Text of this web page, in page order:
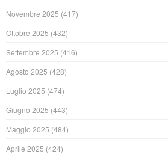
Novembre 2025 (417)
Ottobre 2025 (432)
Settembre 2025 (416)
Agosto 2025 (428)
Luglio 2025 (474)
Giugno 2025 (443)
Maggio 2025 (484)
Aprile 2025 (424)